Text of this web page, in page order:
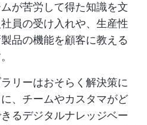
が苦労して得た知識を文
員の受け入れや、生産性
品の機能を顧客に教える
リーはおそらく解決策に
、チームやカスタマがど
るデジタルナレッジベー